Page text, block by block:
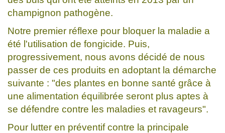
champignon pathogène.
Notre premier réflexe pour bloquer la maladie a
été l'utilisation de fongicide. Puis,
progressivement, nous avons décidé de nous
passer de ces produits en adoptant la démarche
suivante : "des plantes en bonne santé grâce à
une alimentation équilibrée seront plus aptes à
se défendre contre les maladies et ravageurs".
Pour lutter en préventif contre la principale